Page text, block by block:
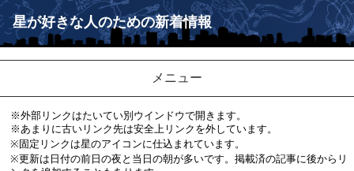
星が好きな人のための新着情報
メニュー
※外部リンクはたいてい別ウインドウで開きます。
※あまりに古いリンク先は安全上リンクを外しています。
※固定リンクは星のアイコンに仕込まれています。
※更新は日付の前日の夜と当日の朝が多いです。掲載済の記事に後からリ